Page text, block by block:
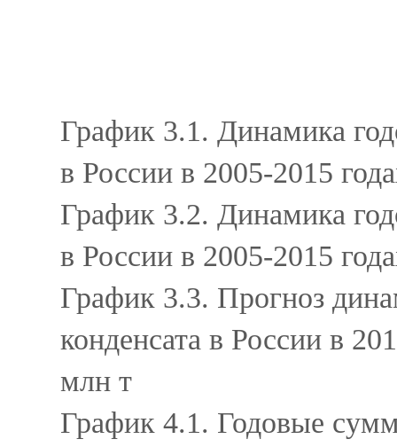
График 3.1. Динамика
в России в 2005-2015
График 3.2. Динамика
в России в 2005-2015
График 3.3. Прогноз
конденсата в России в
млн т
График 4.1. Годовые